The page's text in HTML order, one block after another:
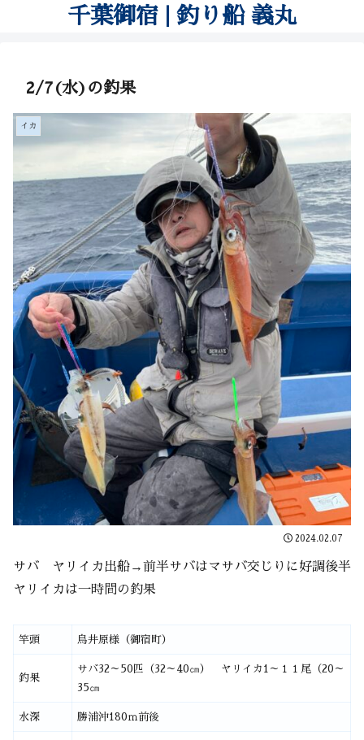
千葉御宿 | 釣り船 義丸
2/7(水)の釣果
イカ
2024.02.07
サバ ヤリイカ出船→前半サバはマサバ交じりに好調後半
ヤリイカは一時間の釣果
竿頭 鳥井原様（御宿町）
釣果
サバ32～50匹（32～40㎝） ヤリイカ1～１１尾（20～
35㎝
水深 勝浦沖180ｍ前後